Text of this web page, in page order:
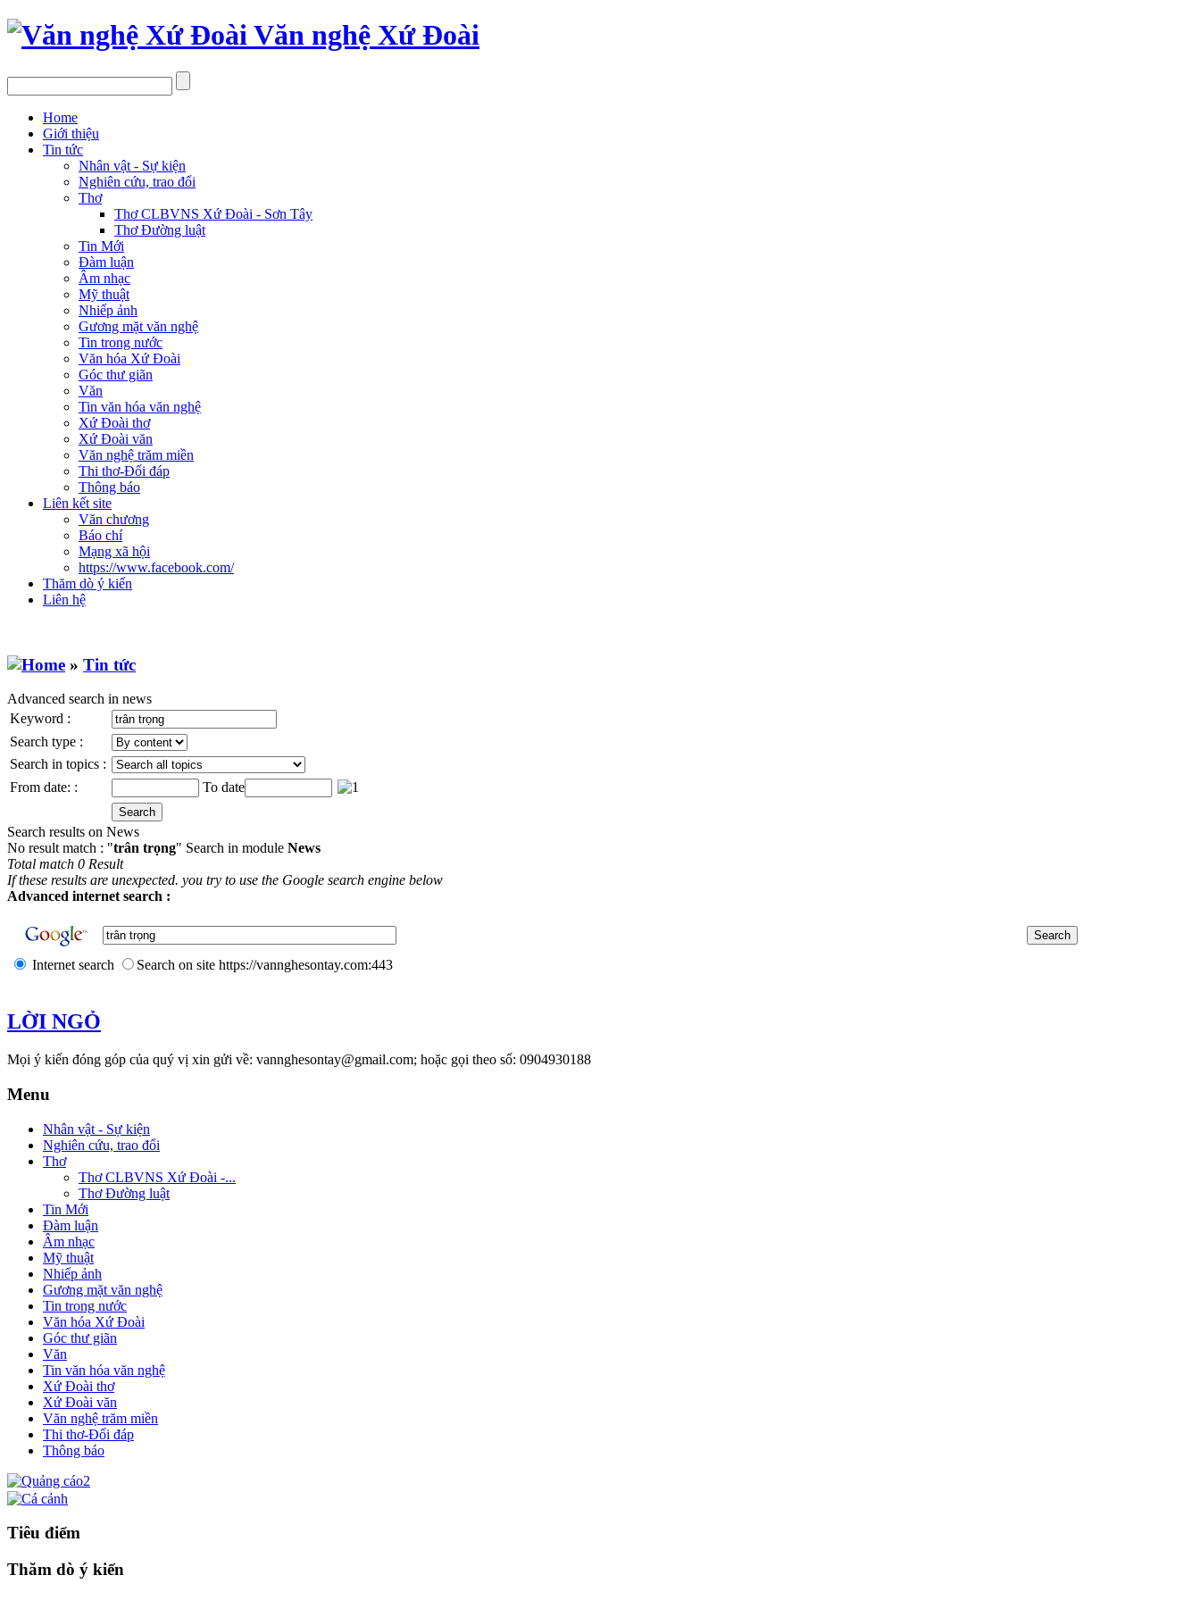
Văn nghệ Xứ Đoài
Home
Giới thiệu
Tin tức
Nhân vật - Sự kiện
Nghiên cứu, trao đổi
Thơ
Thơ CLBVNS Xứ Đoài - Sơn Tây
Thơ Đường luật
Tin Mới
Đàm luận
Âm nhạc
Mỹ thuật
Nhiếp ảnh
Gương mặt văn nghệ
Tin trong nước
Văn hóa Xứ Đoài
Góc thư giãn
Văn
Tin văn hóa văn nghệ
Xứ Đoài thơ
Xứ Đoài văn
Văn nghệ trăm miền
Thi thơ-Đối đáp
Thông báo
Liên kết site
Văn chương
Báo chí
Mạng xã hội
https://www.facebook.com/
Thăm dò ý kiến
Liên hệ
» Tin tức
Advanced search in news
Keyword :
Search type :
Search in topics :
From date: :
To date
Search results on News
No result match : "trân trọng" Search in module News
Total match 0 Result
If these results are unexpected. you try to use the Google search engine below
Advanced internet search :
Internet search Search on site https://vannghesontay.com:443
LỜI NGỎ
Mọi ý kiến đóng góp của quý vị xin gửi về: vannghesontay@gmail.com; hoặc gọi theo số: 0904930188
Menu
Nhân vật - Sự kiện
Nghiên cứu, trao đổi
Thơ
Thơ CLBVNS Xứ Đoài -...
Thơ Đường luật
Tin Mới
Đàm luận
Âm nhạc
Mỹ thuật
Nhiếp ảnh
Gương mặt văn nghệ
Tin trong nước
Văn hóa Xứ Đoài
Góc thư giãn
Văn
Tin văn hóa văn nghệ
Xứ Đoài thơ
Xứ Đoài văn
Văn nghệ trăm miền
Thi thơ-Đối đáp
Thông báo
Tiêu điểm
Thăm dò ý kiến